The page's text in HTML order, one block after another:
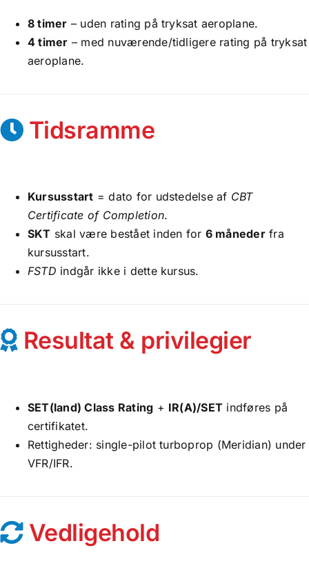
8 timer – uden rating på tryksat aeroplane.
4 timer – med nuværende/tidligere rating på tryksat
aeroplane.
Tidsramme
Kursusstart = dato for udstedelse af CBT
Certificate of Completion.
SKT skal være bestået inden for 6 månederfra
kursusstart.
FSTD indgår ikke i dette kursus.
Resultat & privilegier
SET(land) Class Rating + IR(A)/SET indføres på
certifikatet.
Rettigheder: single-pilot turboprop (Meridian) under
VFR/IFR.
Vedligehold